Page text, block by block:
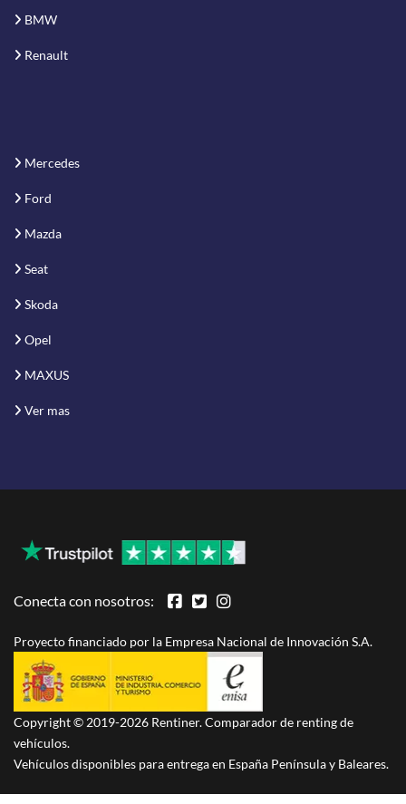
BMW
Renault
Mercedes
Ford
Mazda
Seat
Skoda
Opel
MAXUS
Ver mas
Conecta con nosotros:
Proyecto financiado por la Empresa Nacional de Innovación S.A.
Copyright © 2019-2026 Rentiner. Comparador de renting de
vehículos.
Vehículos disponibles para entrega en España Península y Baleares.